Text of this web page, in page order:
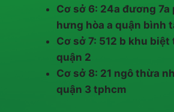
Cơ sở 6: 24a đương
hưng hòa a quận bình
Cơ sở 7: 512 b khu
quận 2
Cơ sở 8: 21 ngô thừa
quận 3 tphcm